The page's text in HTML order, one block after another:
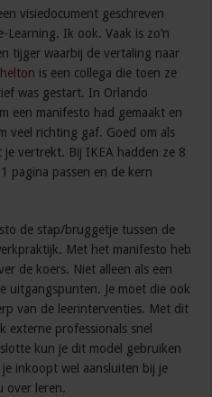
visiedocument geschreven
Ik ook. Vaak is zo’n
tijger waarbij de vertaling naar
is een collega die toen ze
was gestart. In Orlando
een manifesto had gemaakt en
veel richting gaf. Goed om als
vertrekt. Bij IKEA hadden ze 8
pagina passen en de kern
de stap/bruggetje tussen de
Met het manifesto heb
de koers. Niet alleen als een
uitgangspunten. Je moet die ook
van de leerinterventies. Met dit
externe professionals snel
kun je dit model gebruiken
inkoopt wel aansluiten bij je
over leren.